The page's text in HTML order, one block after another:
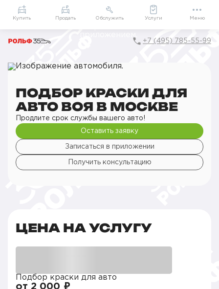
Приложение
Мой РОЛЬФ
Подарки внутри
+7 (495) 785-55-99
Главная
РОЛЬФ Сервис
Сервис Voyah
Кузовной ремонт
Подбор автоэмали
Подбор краски для авто
ПОДБОР КРАСКИ ДЛЯ
АВТО ВОЯ В МОСКВЕ
Продлите срок службы вашего авто!
Оставить заявку
Записаться в приложении
Получить консультацию
ЦЕНА НА УСЛУГУ
Подбор краски для авто
от 2 000 ₽
Купить Продать Обслужить Услуги Меню